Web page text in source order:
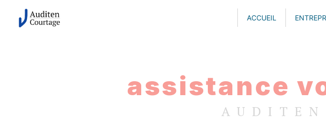
ACCUEIL
assistance
AUDITEN
Panneau de gestion des cookies